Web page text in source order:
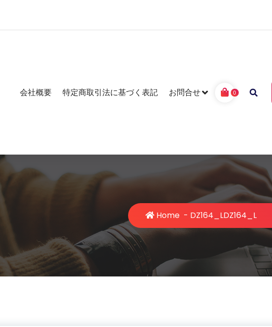
会社概要 特定商取引法に基づく表記 お問合せ 0
Home - DZ164_LDZ164_L